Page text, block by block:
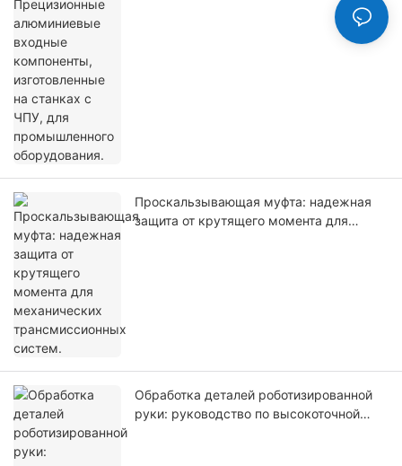
Проскальзывающая муфта: надежная
защита от крутящего момента для
Обработка деталей роботизированной
руки: руководство по высокоточной